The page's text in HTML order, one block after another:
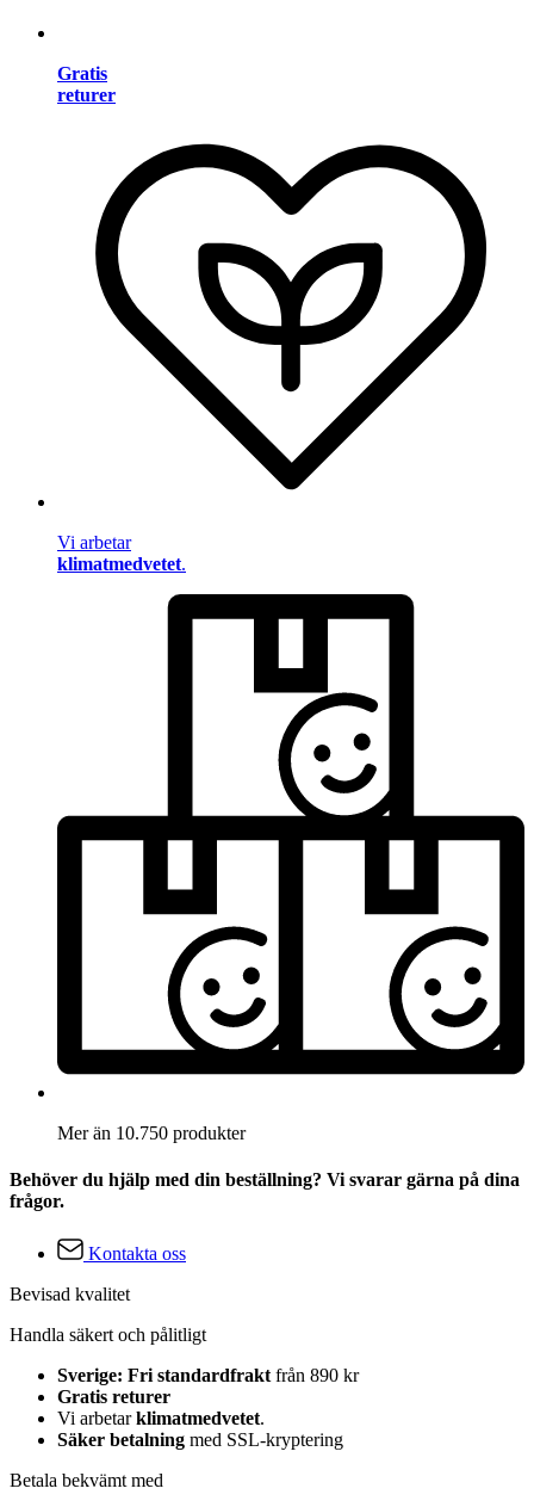
Gratis
returer
Vi arbetar
klimatmedvetet.
Mer än 10.750 produkter
Behöver du hjälp med din beställning? Vi svarar gärna på dina
frågor.
Kontakta oss
Bevisad kvalitet
Handla säkert och pålitligt
Sverige: Fri standardfrakt från 890 kr
Gratis returer
Vi arbetarklimatmedvetet.
Säker betalning med SSL-kryptering
Betala bekvämt med